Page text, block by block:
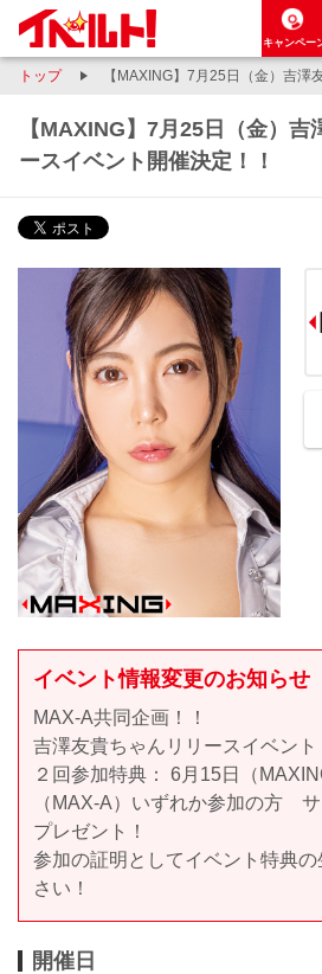
キャンペー
トップ 【MAXING】7月25日（金）吉澤友貴 秋
【MAXING】7月25日（金）
ースイベント開催決定！！
イベント情報変更のお知らせ
MAX-A共同企画！！
吉澤友貴ちゃんリリースイベント
２回参加特典： 6月15日（
（MAX-A）いずれか参加の方
プレゼント！
参加の証明としてイベント特典
さい！
開催日